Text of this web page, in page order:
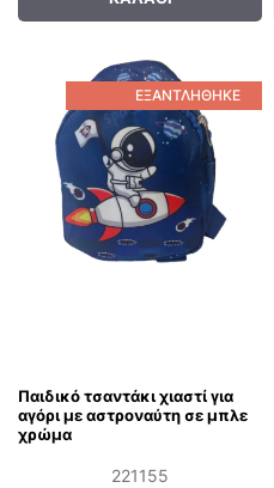
ΕΞΑΝΤΛΉΘΗΚΕ
Παιδικό τσαντάκι χιαστί για
αγόρι με αστροναύτη σε μπλε
χρώμα
221155